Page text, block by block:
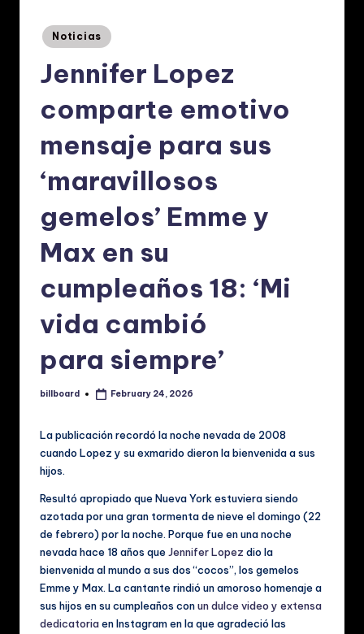
Posted
in
Noticias
Jennifer Lopez
comparte emotivo
mensaje para sus
‘maravillosos
gemelos’ Emme y
Max en su
cumpleaños 18: ‘Mi
vida cambió
para siempre’
Posted
billboard February 24, 2026
La publicación recordó la noche nevada de 2008
cuando Lopez y su exmarido dieron la bienvenida a sus
hijos.
Resultó apropiado que Nueva York estuviera siendo
azotada por una gran tormenta de nieve el domingo (22
de febrero) por la noche. Porque fue en una noche
nevada hace 18 años queJennifer Lopez dio la
bienvenida al mundo a sus dos “cocos”, los gemelos
Emme y Max. La cantante rindió un amoroso homenaje a
sus hijos en su cumpleaños conun dulce video y extensa
dedicatoriaen Instagram en la que agradeció las